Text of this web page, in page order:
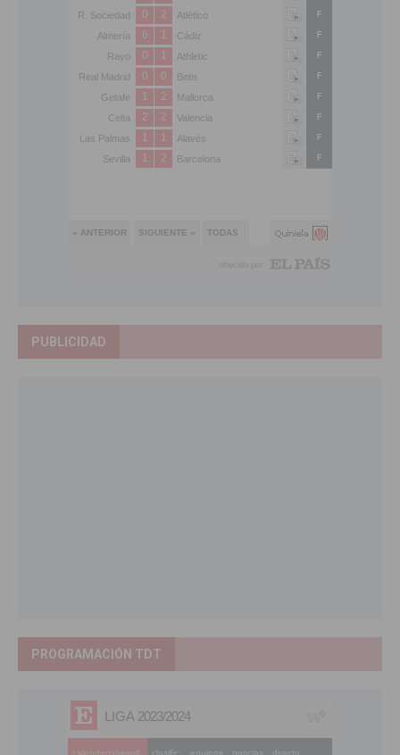
PUBLICIDAD
PROGRAMACIÓN TDT